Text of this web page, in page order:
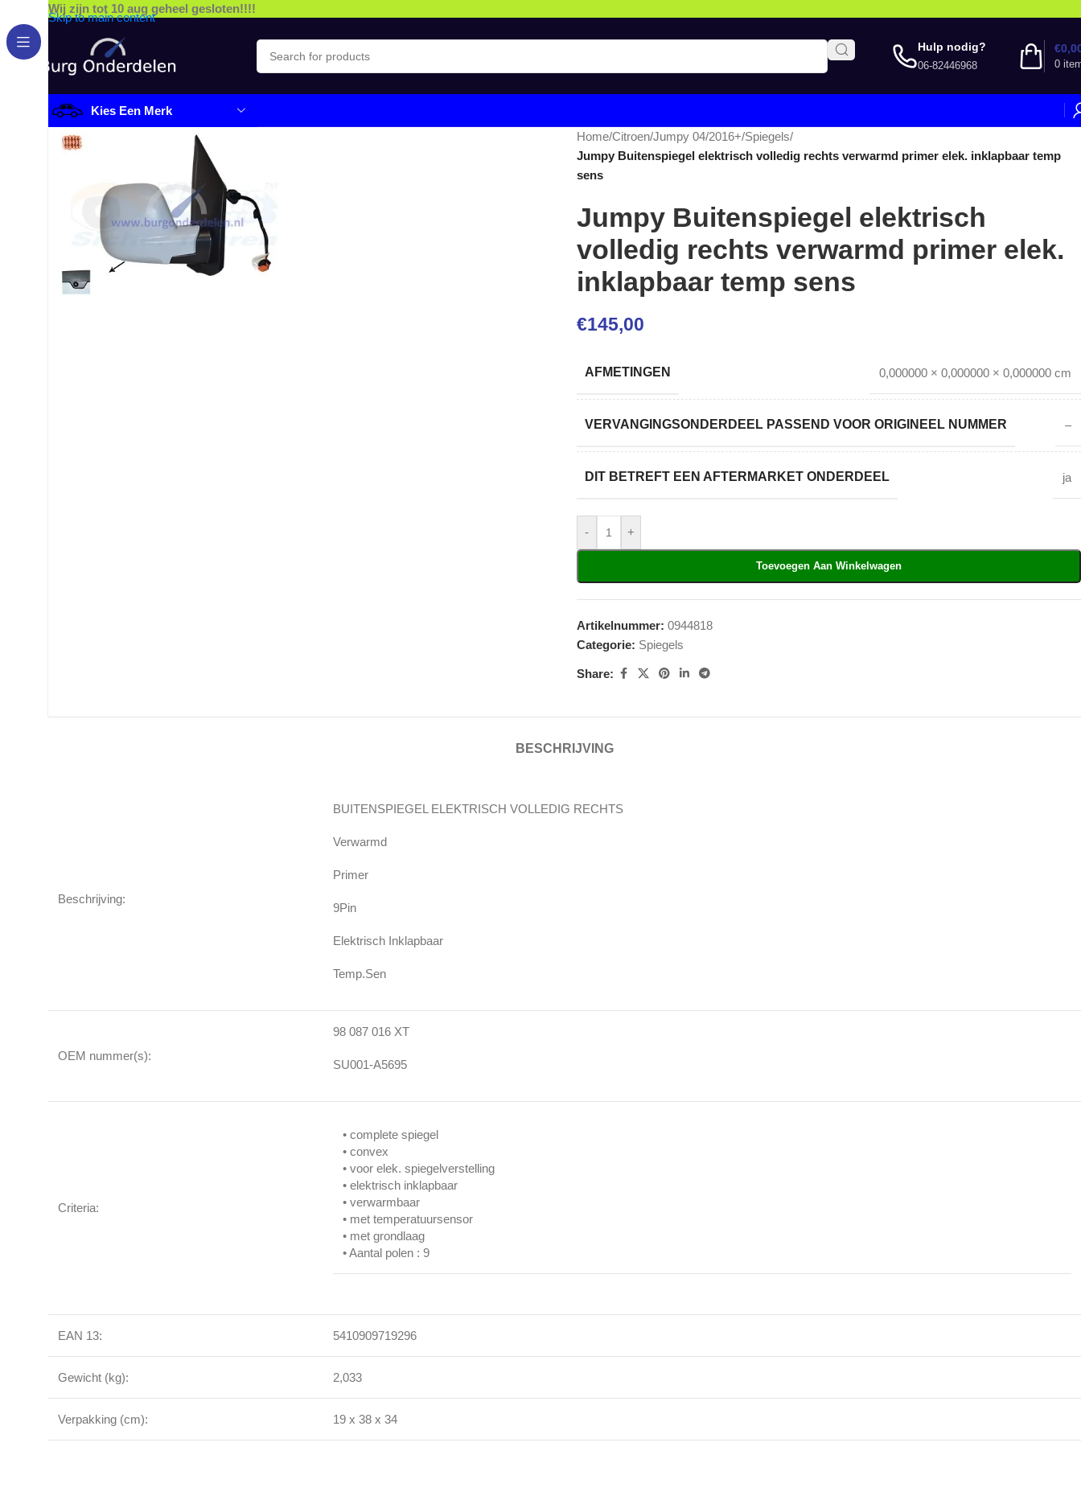
Skip to main content
Wij zijn tot 10 aug geheel gesloten!!!!
Hulp nodig?
06-82446968 0
€
Kies Een Merk
Home/Citroen/Jumpy 04/2016+/Spiegels/
Jumpy Buitenspiegel elektrisch volledig rechts verwarmd primer elek. inklapbaar temp
sens
Jumpy Buitenspiegel elektrisch
volledig rechts verwarmd primer elek.
inklapbaar temp sens
€145,00
AFMETINGEN 0,000000 × 0,000000 × 0,000000 cm
VERVANGINGSONDERDEEL PASSEND VOOR ORIGINEEL NUMMER –
DIT BETREFT EEN AFTERMARKET ONDERDEEL ja
- +
Toevoegen Aan Winkelwagen
Artikelnummer: 0944818
Categorie: Spiegels
Share:
BESCHRIJVING
Beschrijving:
BUITENSPIEGEL ELEKTRISCH VOLLEDIG RECHTS
Verwarmd
Primer
9Pin
Elektrisch Inklapbaar
Temp.Sen
OEM nummer(s):
98 087 016 XT
SU001-A5695
Criteria:
• complete spiegel
• convex
• voor elek. spiegelverstelling
• elektrisch inklapbaar
• verwarmbaar
• met temperatuursensor
• met grondlaag
• Aantal polen : 9
EAN 13: 5410909719296
Gewicht (kg): 2,033
Verpakking (cm): 19 x 38 x 34